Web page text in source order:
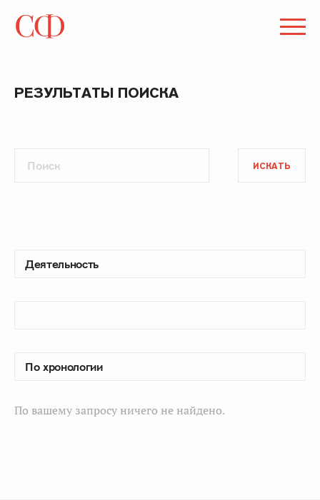
РЕЗУЛЬТАТЫ ПОИСКА
ИСКАТЬ
По вашему запросу ничего не найдено.